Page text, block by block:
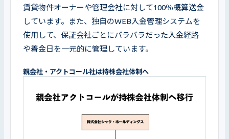
賃貸物件オーナーや管理会社に対して100％概算送金
しています。また、独自のWEB入金管理システムを
使用して、保証会社ごとにバラバラだった入金経路
や着金日を一元的に管理しています。
親会社・アクトコール社は持株会社体制へ